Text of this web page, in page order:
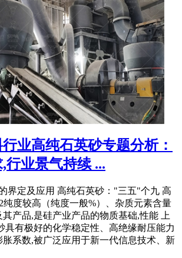
业高纯石英砂专题分析：
行业景气持续 ...
界定及应用 高纯石英砂："三五"个九 高
纯度较高（纯度一般%）、杂质元素含量
产品,是硅产业产品的物质基础,性能 上
具有极好的化学稳定性、高绝缘耐压能力
胀系数,被广泛应用于新一代信息技术、新